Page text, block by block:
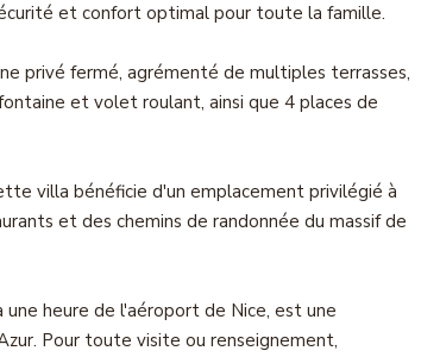
et confort optimal pour toute la famille.
privé fermé, agrémenté de multiples terrasses,
et volet roulant, ainsi que 4 places de
villa bénéficie d'un emplacement privilégié à
et des chemins de randonnée du massif de
heure de l'aéroport de Nice, est une
Pour toute visite ou renseignement,